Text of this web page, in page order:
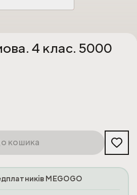
4 клас. 5000
кошика
MEGOGO